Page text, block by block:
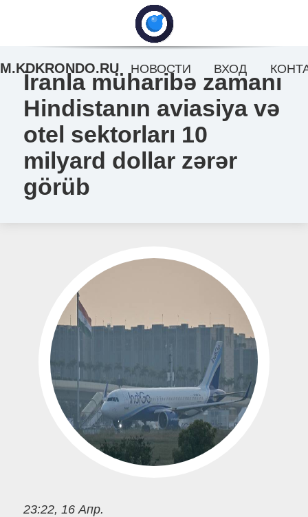
İranla müharibə zamanı
Hindistanın aviasiya və
otel sektorları 10
milyard dollar zərər
görüb
23:22, 16 Апр.
M.KDKRONDO.RU НОВОСТИ ВХОД